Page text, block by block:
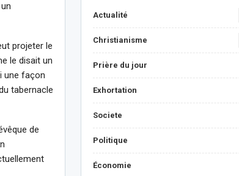
projeter le
le disait un
une façon
tabernacle
de
Actualité
Christianisme
Prière du jour
Exhortation
Societe
Politique
Économie